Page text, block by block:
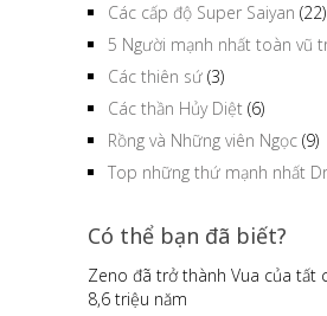
Các cấp độ Super Saiyan (22)
5 Người mạnh nhất toàn vũ
Các thiên sứ (3)
Các thần Hủy Diệt (6)
Rồng và Những viên Ngọc (9)
Top những thứ mạnh nhất
Có thể bạn đã biết?
Zeno đã trở thành Vua của tất
8,6 triệu năm